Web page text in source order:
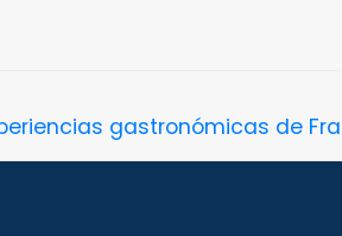
gastronómicas de